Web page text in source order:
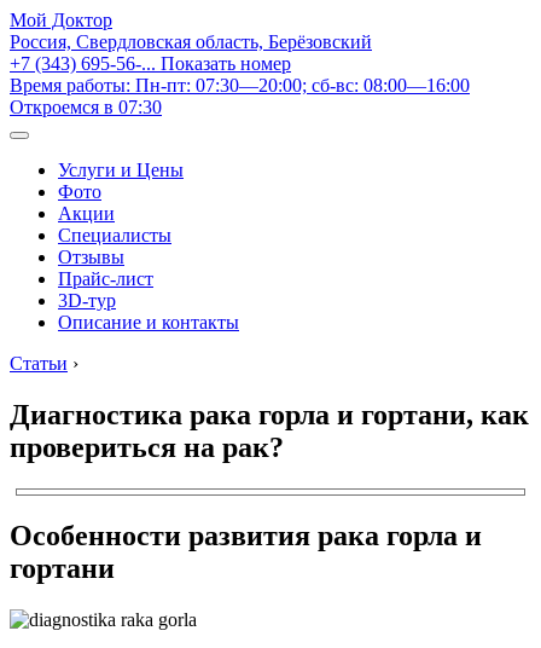
Мой Доктор
Россия, Свердловская область, Берёзовский
+7 (343) 695-56-... Показать номер
Время работы: Пн-пт: 07:30—20:00; сб-вс: 08:00—16:00
Откроемся в 07:30
Услуги и Цены
Фото
Акции
Специалисты
Отзывы
Прайс-лист
3D-тур
Описание и контакты
Статьи ›
Диагностика рака горла и гортани, как
провериться на рак?
Особенности развития рака горла и
гортани